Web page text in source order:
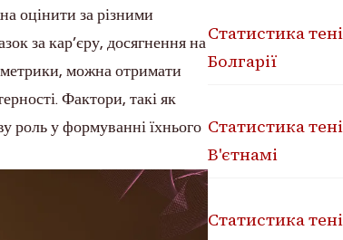
оцінити за різними
за кар’єру, досягнення на
метрики, можна отримати
Фактори, такі як
роль у формуванні їхнього
Статистика
Болгарії
Статистика
В'єтнамі
Статистика